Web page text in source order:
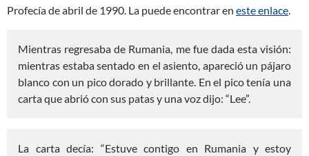
Profecía de abril de 1990. La puede encontrar en este enlace.
Mientras regresaba de Rumania, me fue dada esta visión:
mientras estaba sentado en el asiento, apareció un pájaro
blanco con un pico dorado y brillante. En el pico tenía una
carta que abrió con sus patas y una voz dijo: “Lee”.
La carta decía: “Estuve contigo en Rumania y estoy